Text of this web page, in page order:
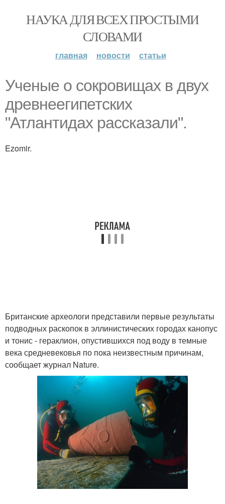
НАУКА ДЛЯ ВСЕХ ПРОСТЫМИ
СЛОВАМИ
главная новости статьи
Ученые о сокровищах в двух
древнеегипетских
"Атлантидах рассказали".
Ezomir.
Британские археологи представили первые результаты
подводных раскопок в эллинистических городах канопус
и тонис - гераклион, опустившихся под воду в темные
века средневековья по пока неизвестным причинам,
сообщает журнал Nature.